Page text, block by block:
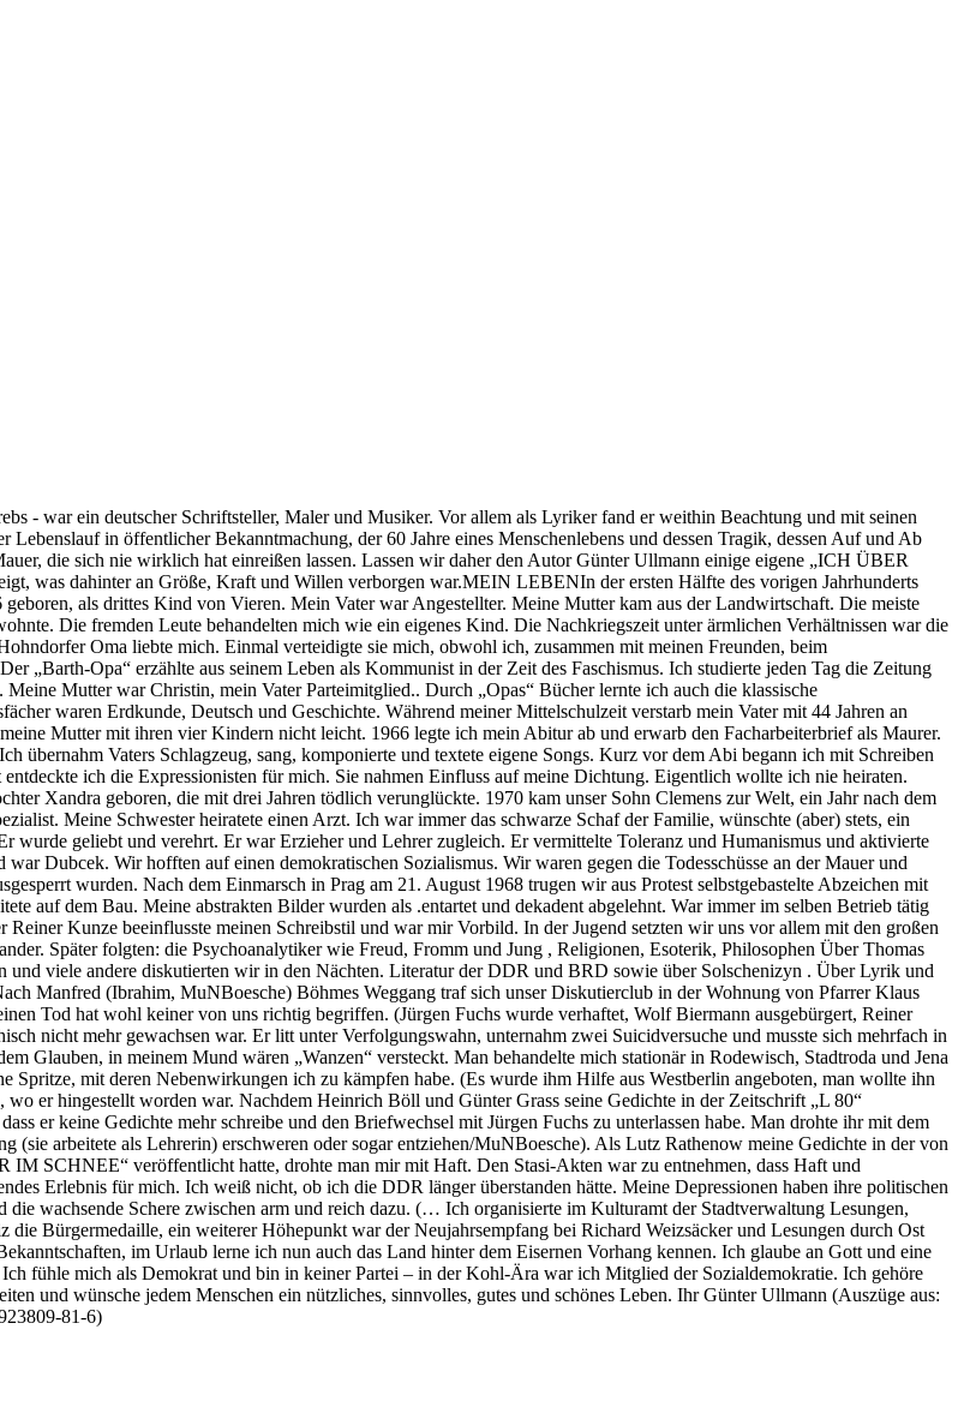
- war ein deutscher Schriftsteller, Maler und Musiker. Vor allem als Lyriker fand er weithin Beachtung und mit seinen
in öffentlicher Bekanntmachung, der 60 Jahre eines Menschenlebens und dessen Tragik, dessen Auf und Ab
die sich nie wirklich hat einreißen lassen. Lassen wir daher den Autor Günter Ullmann einige eigene „ICH ÜBER
was dahinter an Größe, Kraft und Willen verborgen war.MEIN LEBENIn der ersten Hälfte des vorigen Jahrhunderts
als drittes Kind von Vieren. Mein Vater war Angestellter. Meine Mutter kam aus der Landwirtschaft. Die meiste
Die fremden Leute behandelten mich wie ein eigenes Kind. Die Nachkriegszeit unter ärmlichen Verhältnissen war die
Oma liebte mich. Einmal verteidigte sie mich, obwohl ich, zusammen mit meinen Freunden, beim
„Barth-Opa“ erzählte aus seinem Leben als Kommunist in der Zeit des Faschismus. Ich studierte jeden Tag die Zeitung
Mutter war Christin, mein Vater Parteimitglied.. Durch „Opas“ Bücher lernte ich auch die klassische
waren Erdkunde, Deutsch und Geschichte. Während meiner Mittelschulzeit verstarb mein Vater mit 44 Jahren an
Mutter mit ihren vier Kindern nicht leicht. 1966 legte ich mein Abitur ab und erwarb den Facharbeiterbrief als Maurer.
übernahm Vaters Schlagzeug, sang, komponierte und textete eigene Songs. Kurz vor dem Abi begann ich mit Schreiben
ich die Expressionisten für mich. Sie nahmen Einfluss auf meine Dichtung. Eigentlich wollte ich nie heiraten.
Xandra geboren, die mit drei Jahren tödlich verunglückte. 1970 kam unser Sohn Clemens zur Welt, ein Jahr nach dem
Meine Schwester heiratete einen Arzt. Ich war immer das schwarze Schaf der Familie, wünschte (aber) stets, ein
wurde geliebt und verehrt. Er war Erzieher und Lehrer zugleich. Er vermittelte Toleranz und Humanismus und aktivierte
Dubcek. Wir hofften auf einen demokratischen Sozialismus. Wir waren gegen die Todesschüsse an der Mauer und
wurden. Nach dem Einmarsch in Prag am 21. August 1968 trugen wir aus Protest selbstgebastelte Abzeichen mit
auf dem Bau. Meine abstrakten Bilder wurden als .entartet und dekadent abgelehnt. War immer im selben Betrieb tätig
Kunze beeinflusste meinen Schreibstil und war mir Vorbild. In der Jugend setzten wir uns vor allem mit den großen
Später folgten: die Psychoanalytiker wie Freud, Fromm und Jung , Religionen, Esoterik, Philosophen Über Thomas
viele andere diskutierten wir in den Nächten. Literatur der DDR und BRD sowie über Solschenizyn . Über Lyrik und
Manfred (Ibrahim, MuNBoesche) Böhmes Weggang traf sich unser Diskutierclub in der Wohnung von Pfarrer Klaus
Tod hat wohl keiner von uns richtig begriffen. (Jürgen Fuchs wurde verhaftet, Wolf Biermann ausgebürgert, Reiner
nicht mehr gewachsen war. Er litt unter Verfolgungswahn, unternahm zwei Suicidversuche und musste sich mehrfach in
Glauben, in meinem Mund wären „Wanzen“ versteckt. Man behandelte mich stationär in Rodewisch, Stadtroda und Jena
Spritze, mit deren Nebenwirkungen ich zu kämpfen habe. (Es wurde ihm Hilfe aus Westberlin angeboten, man wollte ihn
er hingestellt worden war. Nachdem Heinrich Böll und Günter Grass seine Gedichte in der Zeitschrift „L 80“
er keine Gedichte mehr schreibe und den Briefwechsel mit Jürgen Fuchs zu unterlassen habe. Man drohte ihr mit dem
arbeitete als Lehrerin) erschweren oder sogar entziehen/MuNBoesche). Als Lutz Rathenow meine Gedichte in der von
SCHNEE“ veröffentlicht hatte, drohte man mir mit Haft. Den Stasi-Akten war zu entnehmen, dass Haft und
Erlebnis für mich. Ich weiß nicht, ob ich die DDR länger überstanden hätte. Meine Depressionen haben ihre politischen
wachsende Schere zwischen arm und reich dazu. (… Ich organisierte im Kulturamt der Stadtverwaltung Lesungen,
Bürgermedaille, ein weiterer Höhepunkt war der Neujahrsempfang bei Richard Weizsäcker und Lesungen durch Ost
im Urlaub lerne ich nun auch das Land hinter dem Eisernen Vorhang kennen. Ich glaube an Gott und eine
fühle mich als Demokrat und bin in keiner Partei – in der Kohl-Ära war ich Mitglied der Sozialdemokratie. Ich gehöre
und wünsche jedem Menschen ein nützliches, sinnvolles, gutes und schönes Leben. Ihr Günter Ullmann (Auszüge aus:
81-6)